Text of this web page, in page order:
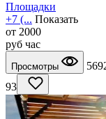
Площадки
+7 (... Показать
от 2000
руб час
Просмотры
93